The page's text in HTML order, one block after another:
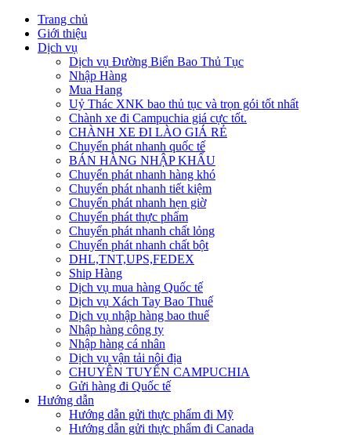
Trang chủ
Giới thiệu
Dịch vụ
Dịch vụ Đường Biển Bao Thủ Tục
Nhập Hàng
Mua Hang
Uỷ Thác XNK bao thủ tục và trọn gói tốt nhất
Chành xe đi Campuchia giá cực tốt.
CHÀNH XE ĐI LÀO GIÁ RẺ
Chuyển phát nhanh quốc tế
BÁN HÀNG NHẬP KHẨU
Chuyển phát nhanh hàng khó
Chuyển phát nhanh tiết kiệm
Chuyển phát nhanh hẹn giờ
Chuyển phát thực phẩm
Chuyển phát nhanh chất lỏng
Chuyển phát nhanh chất bột
DHL,TNT,UPS,FEDEX
Ship Hàng
Dịch vụ mua hàng Quốc tế
Dịch vụ Xách Tay Bao Thuế
Dịch vụ nhập hàng bao thuế
Nhập hàng công ty
Nhập hàng cá nhân
Dịch vụ vận tải nội địa
CHUYÊN TUYẾN CAMPUCHIA
Gửi hàng đi Quốc tế
Hướng dẫn
Hướng dẫn gửi thực phẩm đi Mỹ
Hướng dẫn gửi thực phẩm đi Canada